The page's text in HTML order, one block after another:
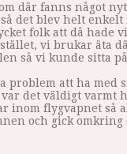
där fanns något
det blev helt
folk att då hade
vi brukar äta
så vi kunde sitta
problem att ha
det väldigt varmt
inom flygvapnet så
och gick